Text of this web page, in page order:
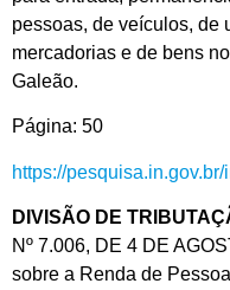
pessoas, de veículos, de
mercadorias e de bens
Galeão.
Página: 50
https://
DIVISÃO DE
Nº 7.006, DE 4 DE
sobre a Renda de